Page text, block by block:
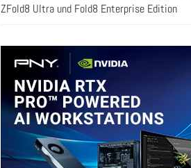
ZFold8 Ultra und Fold8 Enterprise Edition